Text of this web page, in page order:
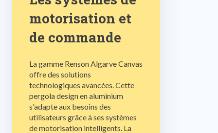
motorisation et
de commande
La gamme Renson Algarve Canvas
offre des solutions
technologiques avancées. Cette
pergola design en aluminium
s'adapte aux besoins des
utilisateurs grâce à ses systèmes
de motorisation intelligents. La